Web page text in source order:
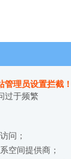
理员设置拦截！
过于频繁
问；
空间提供商；